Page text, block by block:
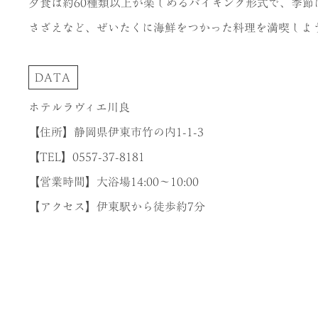
夕食は約60種類以上が楽しめるバイキング形式で、季節
さざえなど、ぜいたくに海鮮をつかった料理を満喫しよ
DATA
ホテルラヴィエ川良
【住所】静岡県伊東市竹の内1-1-3
【TEL】0557-37-8181
【営業時間】大浴場14:00～10:00
【アクセス】伊東駅から徒歩約7分